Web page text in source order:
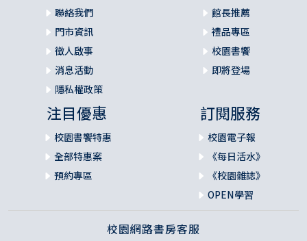
聯絡我們
門市資訊
徵人啟事
消息活動
隱私權政策
館長推薦
禮品專區
校園書饗
即將登場
注目優惠
校園書饗特惠
全部特惠案
預約專區
訂閱服務
校園電子報
《每日活水》
《校園雜誌》
OPEN學習
校園網路書房客服